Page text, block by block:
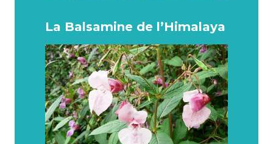
La Balsamine de l’Himalaya